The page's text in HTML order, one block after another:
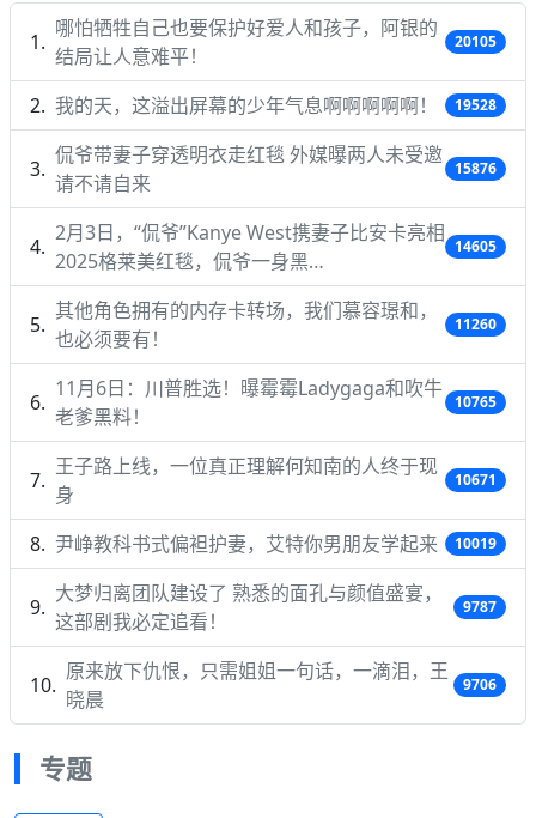
哪怕牺牲自己也要保护好爱人和孩子，阿银的
结局让人意难平！
20105
我的天，这溢出屏幕的少年气息啊啊啊啊啊！ 19528
侃爷带妻子穿透明衣走红毯 外媒曝两人未受邀
请不请自来
15876
2月3日，“侃爷”Kanye West携妻子比安卡亮相
2025格莱美红毯，侃爷一身黑…
14605
其他角色拥有的内存卡转场，我们慕容璟和，
也必须要有！
11260
11月6日：川普胜选！曝霉霉Ladygaga和吹牛
老爹黑料！
10765
王子路上线，一位真正理解何知南的人终于现
身
10671
尹峥教科书式偏袒护妻，艾特你男朋友学起来 10019
大梦归离团队建设了 熟悉的面孔与颜值盛宴，
这部剧我必定追看！
9787
原来放下仇恨，只需姐姐一句话，一滴泪，王
晓晨
9706
专题